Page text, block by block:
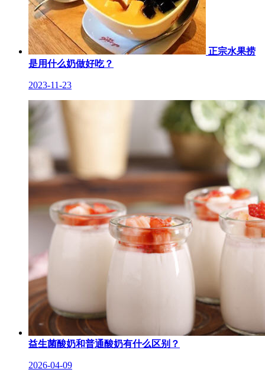
正宗水果捞
是用什么奶做好吃？
2023-11-23
益生菌酸奶和普通酸奶有什么区别？
2026-04-09